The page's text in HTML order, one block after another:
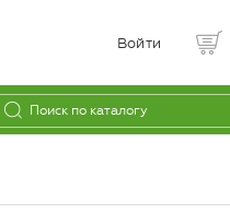
Войти